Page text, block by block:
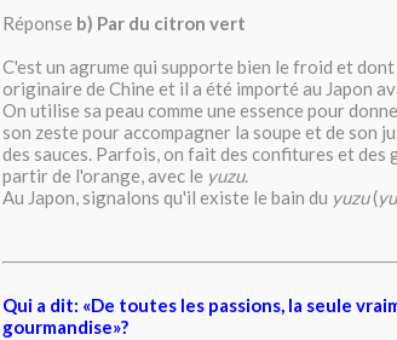
Réponse b) Par du citron vert
C'est un agrume qui supporte bien le froid et
originaire de Chine et il a été importé au Japon
On utilise sa peau comme une essence pour
son zeste pour accompagner la soupe et de son
des sauces. Parfois, on fait des confitures et des
partir de l'orange, avec le yuzu.
Au Japon, signalons qu'il existe le bain du yuzu(
Qui a dit: «De toutes les passions, la seule
gourmandise»?